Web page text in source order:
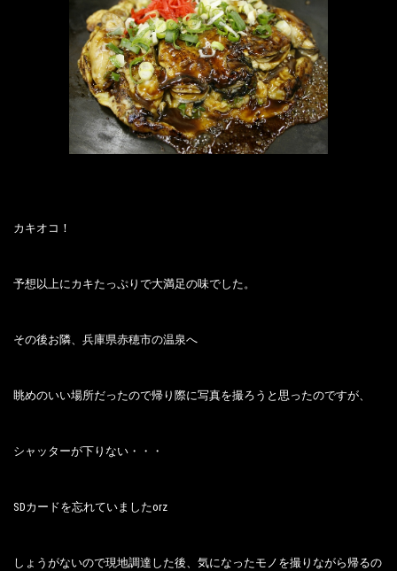
カキオコ！
予想以上にカキたっぷりで大満足の味でした。
その後お隣、兵庫県赤穂市の温泉へ
眺めのいい場所だったので帰り際に写真を撮ろうと思ったのですが、
シャッターが下りない・・・
SDカードを忘れていましたorz
しょうがないので現地調達した後、気になったモノを撮りながら帰るの